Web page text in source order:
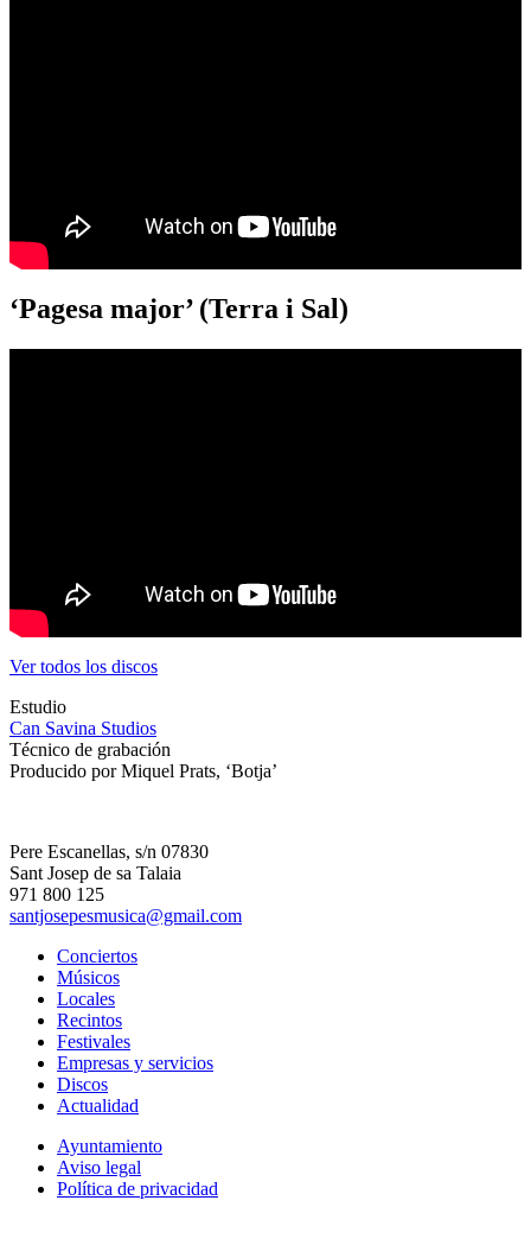
‘Pagesa major’ (Terra i Sal)
Ver todos los discos
Estudio
Can Savina Studios
Técnico de grabación
Producido por Miquel Prats, ‘Botja’
Pere Escanellas, s/n 07830
Sant Josep de sa Talaia
971 800 125
santjosepesmusica@gmail.com
Conciertos
Músicos
Locales
Recintos
Festivales
Empresas y servicios
Discos
Actualidad
Ayuntamiento
Aviso legal
Política de privacidad